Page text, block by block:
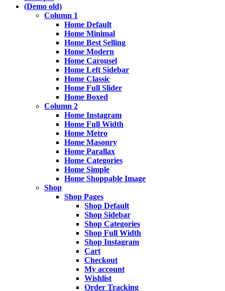
(Demo old)
Column 1
Home Default
Home Minimal
Home Best Selling
Home Modern
Home Carousel
Home Left Sidebar
Home Classic
Home Full Slider
Home Boxed
Column 2
Home Instagram
Home Full Width
Home Metro
Home Masonry
Home Parallax
Home Categories
Home Simple
Home Shoppable Image
Shop
Shop Pages
Shop Default
Shop Sidebar
Shop Categories
Shop Full Width
Shop Instagram
Cart
Checkout
My account
Wishlist
Order Tracking